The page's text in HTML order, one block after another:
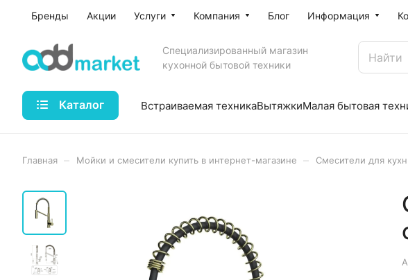
Бренды Акции Услуги Компания Блог Информация
Специализированный магазин
кухонной бытовой техники
Каталог Встраиваемая техникаВытяжкиМалая бытовая
Главная Мойки и смесители купить в интернет-магазине Смесители для